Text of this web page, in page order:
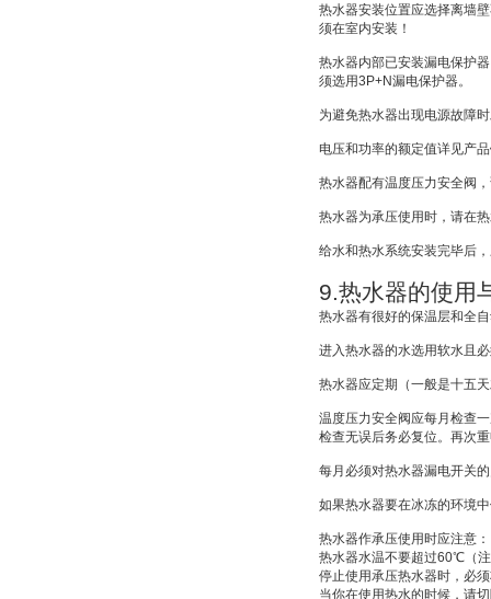
热水器安装位置应选择离墙
须在室内安装！
热水器内部已安装漏电保护
须选用3P+N漏电保护器。
为避免热水器出现电源故障
电压和功率的额定值详见产
热水器配有温度压力安全阀
热水器为承压使用时，请在
给水和热水系统安装完毕后
9.热水器的使用
热水器有很好的保温层和全
进入热水器的水选用软水且
热水器应定期（一般是十五
温度压力安全阀应每月检查
检查无误后务必复位。再次
每月必须对热水器漏电开关
如果热水器要在冰冻的环境
热水器作承压使用时应注意：
热水器水温不要超过60℃ （
停止使用承压热水器时，必
当你在使用热水的时候，请